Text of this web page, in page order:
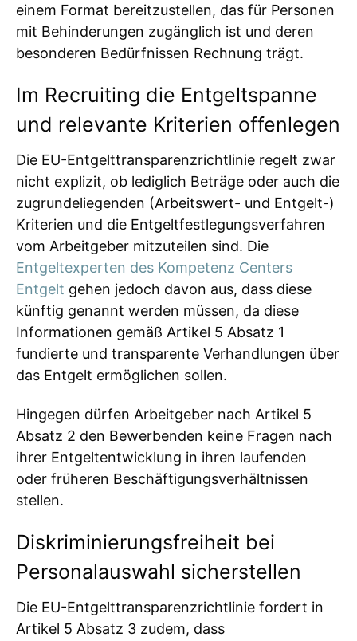
einem Format bereitzustellen, das für Personen
mit Behinderungen zugänglich ist und deren
besonderen Bedürfnissen Rechnung trägt.
Im Recruiting die Entgeltspanne
und relevante Kriterien offenlegen
Die EU-Entgelttransparenzrichtlinie regelt zwar
nicht explizit, ob lediglich Beträge oder auch die
zugrundeliegenden (Arbeitswert- und Entgelt-)
Kriterien und die Entgeltfestlegungsverfahren
vom Arbeitgeber mitzuteilen sind. Die
Entgeltexperten des Kompetenz Centers
Entgelt gehen jedoch davon aus, dass diese
künftig genannt werden müssen, da diese
Informationen gemäß Artikel 5 Absatz 1
fundierte und transparente Verhandlungen über
das Entgelt ermöglichen sollen.
Hingegen dürfen Arbeitgeber nach Artikel 5
Absatz 2 den Bewerbenden keine Fragen nach
ihrer Entgeltentwicklung in ihren laufenden
oder früheren Beschäftigungsverhältnissen
stellen.
Diskriminierungsfreiheit bei
Personalauswahl sicherstellen
Die EU-Entgelttransparenzrichtlinie fordert in
Artikel 5 Absatz 3 zudem, dass